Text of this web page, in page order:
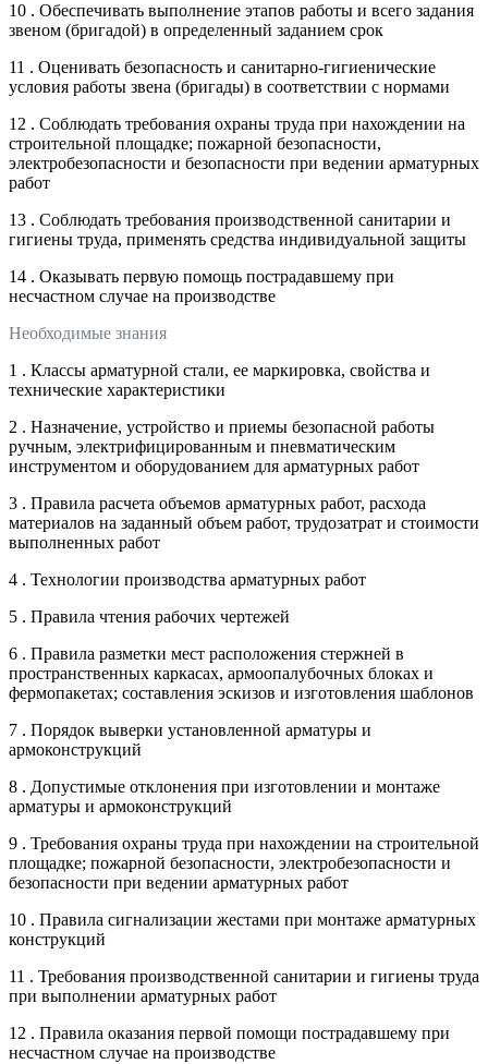
10 . Обеспечивать выполнение этапов работы и всего задания
звеном (бригадой) в определенный заданием срок
11 . Оценивать безопасность и санитарно-гигиенические
условия работы звена (бригады) в соответствии с нормами
12 . Соблюдать требования охраны труда при нахождении на
строительной площадке; пожарной безопасности,
электробезопасности и безопасности при ведении арматурных
работ
13 . Соблюдать требования производственной санитарии и
гигиены труда, применять средства индивидуальной защиты
14 . Оказывать первую помощь пострадавшему при
несчастном случае на производстве
Необходимые знания
1 . Классы арматурной стали, ее маркировка, свойства и
технические характеристики
2 . Назначение, устройство и приемы безопасной работы
ручным, электрифицированным и пневматическим
инструментом и оборудованием для арматурных работ
3 . Правила расчета объемов арматурных работ, расхода
материалов на заданный объем работ, трудозатрат и стоимости
выполненных работ
4 . Технологии производства арматурных работ
5 . Правила чтения рабочих чертежей
6 . Правила разметки мест расположения стержней в
пространственных каркасах, армоопалубочных блоках и
фермопакетах; составления эскизов и изготовления шаблонов
7 . Порядок выверки установленной арматуры и
армоконструкций
8 . Допустимые отклонения при изготовлении и монтаже
арматуры и армоконструкций
9 . Требования охраны труда при нахождении на строительной
площадке; пожарной безопасности, электробезопасности и
безопасности при ведении арматурных работ
10 . Правила сигнализации жестами при монтаже арматурных
конструкций
11 . Требования производственной санитарии и гигиены труда
при выполнении арматурных работ
12 . Правила оказания первой помощи пострадавшему при
несчастном случае на производстве